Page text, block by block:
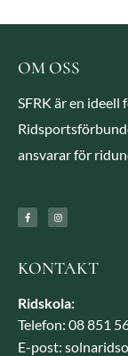
OM OSS
SFRK är en
ansvarar för
KONTAKT
Ridskola:
Telefon: 08 851
E-post: